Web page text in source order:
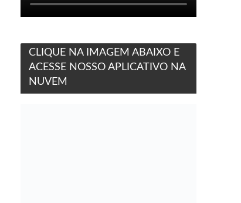
CLIQUE NA IMAGEM ABAIXO E
ACESSE NOSSO APLICATIVO NA
NUVEM